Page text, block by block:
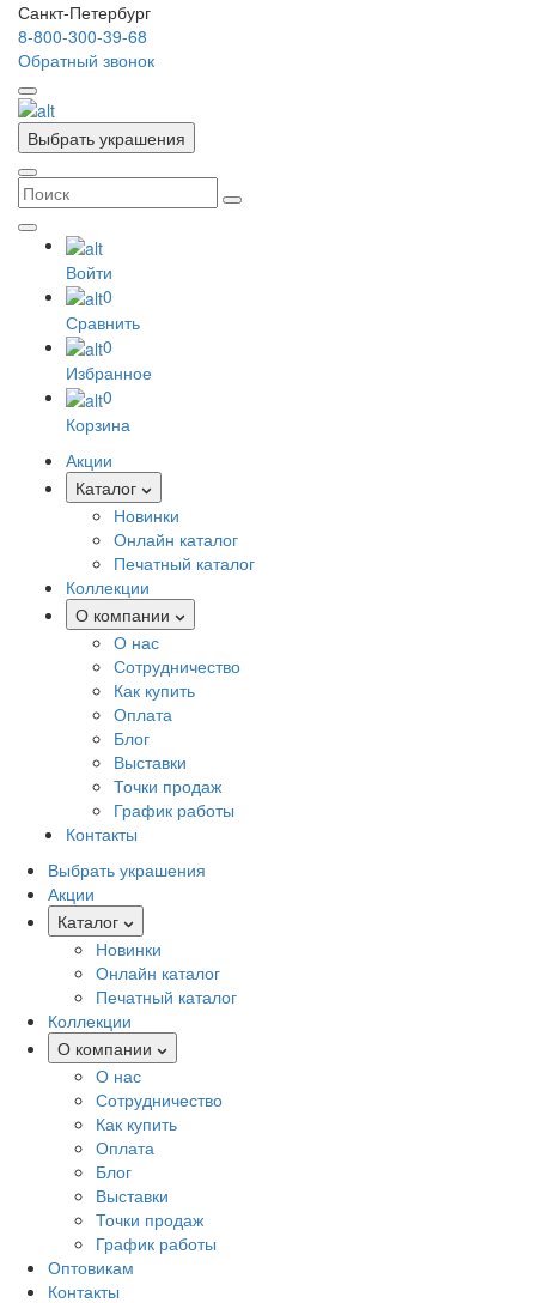
Санкт-Петербург
8-800-300-39-68
Обратный звонок
Выбрать украшения
Войти
0
Сравнить
0
Избранное
0
Корзина
Акции
Каталог
Новинки
Онлайн каталог
Печатный каталог
Коллекции
О компании
О нас
Сотрудничество
Как купить
Оплата
Блог
Выставки
Точки продаж
График работы
Контакты
Выбрать украшения
Акции
Каталог
Новинки
Онлайн каталог
Печатный каталог
Коллекции
О компании
О нас
Сотрудничество
Как купить
Оплата
Блог
Выставки
Точки продаж
График работы
Оптовикам
Контакты